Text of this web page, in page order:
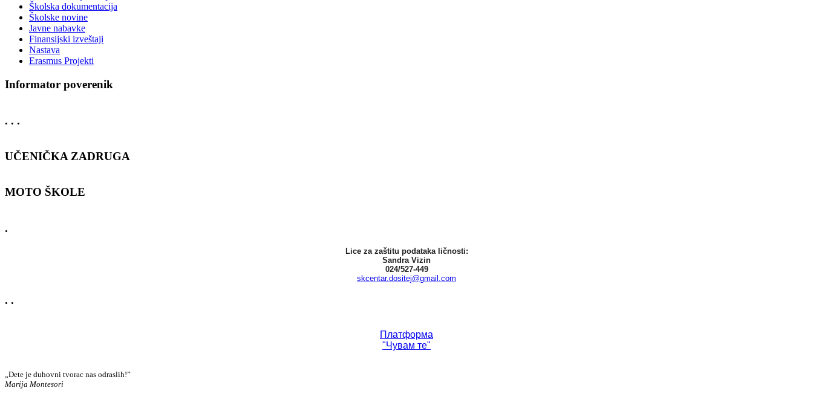
Školska dokumentacija
Školske novine
Javne nabavke
Finansijski izveštaji
Nastava
Erasmus Projekti
Informator poverenik
. . .
UČENIČKA ZADRUGA
MOTO ŠKOLE
.
Lice za zaštitu podataka ličnosti:
Sandra Vizin
024/527-449
skcentar.dositej@gmail.com
. .
Платформа
"Чувам те"
„Dete je duhovni tvorac nas odraslih!”
Marija Montesori